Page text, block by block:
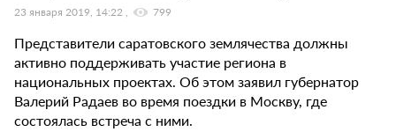
23 января 2019, 14:22 799
Представители саратовского землячества должны
активно поддерживать участие региона в
национальных проектах. Об этом заявил губернатор
Валерий Радаев во время поездки в Москву, где
состоялась встреча с ними.